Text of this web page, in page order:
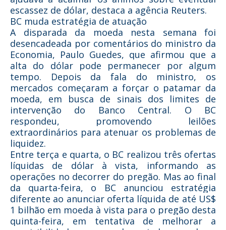
escassez de dólar, destaca a agência Reuters.
BC muda estratégia de atuação
A disparada da moeda nesta semana foi
desencadeada por comentários do ministro da
Economia, Paulo Guedes, que afirmou que a
alta do dólar pode permanecer por algum
tempo. Depois da fala do ministro, os
mercados começaram a forçar o patamar da
moeda, em busca de sinais dos limites de
intervenção do Banco Central. O BC
respondeu, promovendo leilões
extraordinários para atenuar os problemas de
liquidez.
Entre terça e quarta, o BC realizou três ofertas
líquidas de dólar à vista, informando as
operações no decorrer do pregão. Mas ao final
da quarta-feira, o BC anunciou estratégia
diferente ao anunciar oferta líquida de até US$
1 bilhão em moeda à vista para o pregão desta
quinta-feira, em tentativa de melhorar a